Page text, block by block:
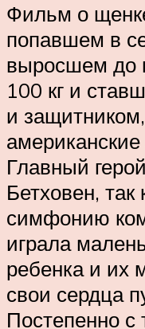
Фильм о
попавшем в
выросшем до
100 кг и
и
Главный
Бетховен,
симфонию
играла
ребенка и их
свои сердца
Постепенно с